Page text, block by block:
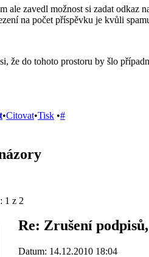
ale zavedl možnost si zadat odkaz
na počet příspěvku je kvůli
že do tohoto prostoru by šlo
•Citovat•Tisk •#
1 z 2
Re: Zrušení
Datum: 14.12.2010 18:04